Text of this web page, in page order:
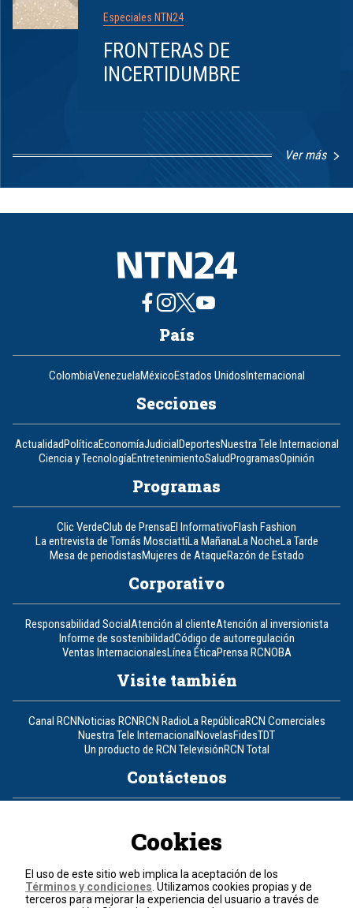
Especiales NTN24
FRONTERAS DE
INCERTIDUMBRE
Ver más
1
8
País
ColombiaVenezuelaMéxicoEstados UnidosInternacional
Secciones
ActualidadPolíticaEconomíaJudicialDeportesNuestra Tele Internacional
Ciencia y TecnologíaEntretenimientoSaludProgramasOpinión
Programas
Clic VerdeClub de PrensaEl InformativoFlash Fashion
La entrevista de Tomás MosciattiLa MañanaLa NocheLa Tarde
Mesa de periodistasMujeres de AtaqueRazón de Estado
Corporativo
Responsabilidad SocialAtención al clienteAtención al inversionista
Informe de sostenibilidadCódigo de autorregulación
Ventas InternacionalesLínea ÉticaPrensa RCNOBA
Visite también
Canal RCNNoticias RCNRCN RadioLa RepúblicaRCN Comerciales
Nuestra Tele InternacionalNovelasFidesTDT
Un producto de RCN TelevisiónRCN Total
Contáctenos
Política de cookies
Términos y condiciones
Cookies
El uso de este sitio web implica la aceptación de los
Términos y condiciones . Utilizamos cookies propias y de
terceros para mejorar la experiencia del usuario a través de